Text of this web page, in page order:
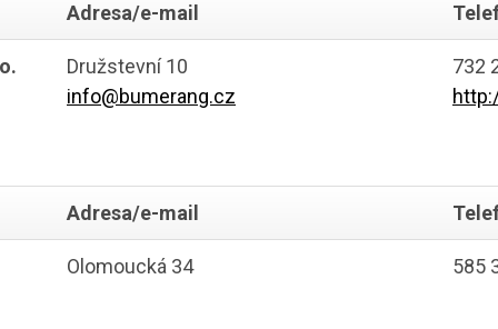
Adresa/e-mail
Družstevní 10
info@bumerang.cz
732
Adresa/e-mail
Olomoucká 34 585